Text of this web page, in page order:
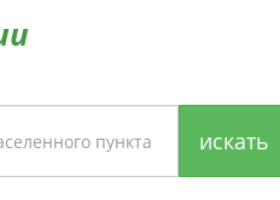
искать